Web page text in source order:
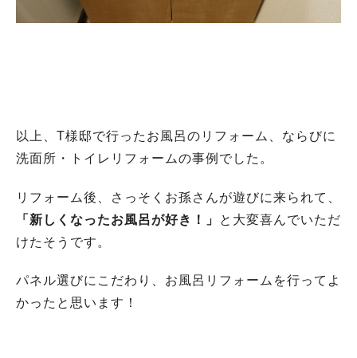
以上、T様邸で行ったお風呂のリフォーム、ならびに
洗面所・トイレリフォームの事例でした。
リフォーム後、さっそくお孫さんが遊びに来られて、
「新しくなったお風呂が好き！」
と大変喜んでいただ
けたそうです。
パネル選びにこだわり、お風呂リフォームを行ってよ
かったと思います！